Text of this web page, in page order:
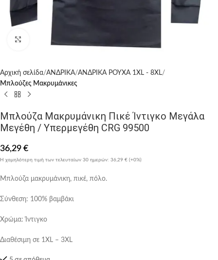
Click to enlarge
Αρχική σελίδα ΑΝΔΡΙΚΑ ΑΝΔΡΙΚΑ ΡΟΥΧΑ 1XL - 8XL
Μπλούζες Μακρυμάνικες
Μπλούζα Μακρυμάνικη Πικέ Ίντιγκο Μεγάλα
Μεγέθη / Υπερμεγέθη CRG 99500
36,29 €
Η χαμηλότερη τιμή των τελευταίων 30 ημερών: 36,29 € (+0%)
Μπλούζα μακρυμάνικη, πικέ, πόλο.
Σύνθεση: 100% βαμβάκι
Χρώμα: Ίντιγκο
Διαθέσιμη σε 1XL – 3XL